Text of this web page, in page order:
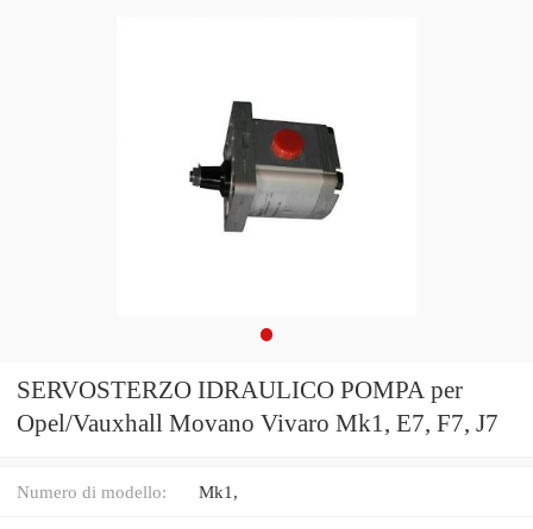
SERVOSTERZO IDRAULICO POMPA per
Opel/Vauxhall Movano Vivaro Mk1, E7, F7, J7
Numero di modello: Mk1,